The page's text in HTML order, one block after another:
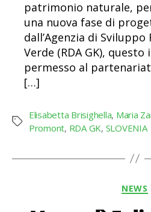
patrimonio naturale,
una nuova fase di
dall’Agenzia di Sviluppo
Verde (RDA GK),
permesso al
[…]
Tag
Elisabetta Brisighella, Maria
Promont, RDA GK, SLOVENIA
NEWS